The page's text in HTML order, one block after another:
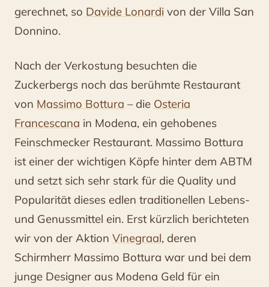
gerechnet, so Davide Lonardi von der Villa San
Donnino.
Nach der Verkostung besuchten die
Zuckerbergs noch das berühmte Restaurant
von Massimo Bottura – die Osteria
Francescana in Modena, ein gehobenes
Feinschmecker Restaurant. Massimo Bottura
ist einer der wichtigen Köpfe hinter dem ABTM
und setzt sich sehr stark für die Quality und
Popularität dieses edlen traditionellen Lebens-
und Genussmittel ein. Erst kürzlich berichteten
wir von der Aktion Vinegraal, deren
Schirmherr Massimo Bottura war und bei dem
junge Designer aus Modena Geld für ein